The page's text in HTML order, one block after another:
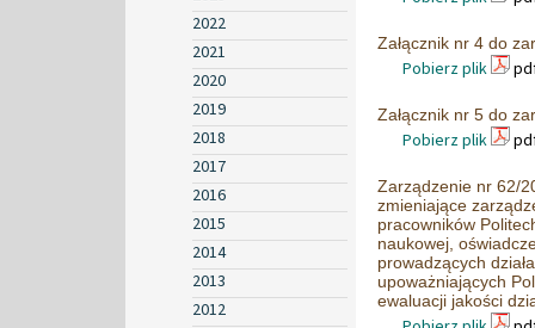
2022
2021
2020
2019
2018
2017
2016
2015
2014
2013
2012
Załącznik nr 4 do
Pobierz plik
Załącznik nr 5 do
Pobierz plik
Zarządzenie nr 62/
zmieniające
pracowników
naukowej,
prowadzących
upoważniających
ewaluacji jakości